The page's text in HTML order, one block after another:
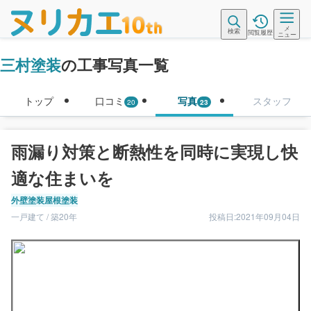
検索 閲覧履歴
メ
ニュー
三村塗装の工事写真一覧
トップ 口コミ 20 写真 23 スタッフ
雨漏り対策と断熱性を同時に実現し快
適な住まいを
外壁塗装屋根塗装
一戸建て / 築20年 投稿日:2021年09月04日